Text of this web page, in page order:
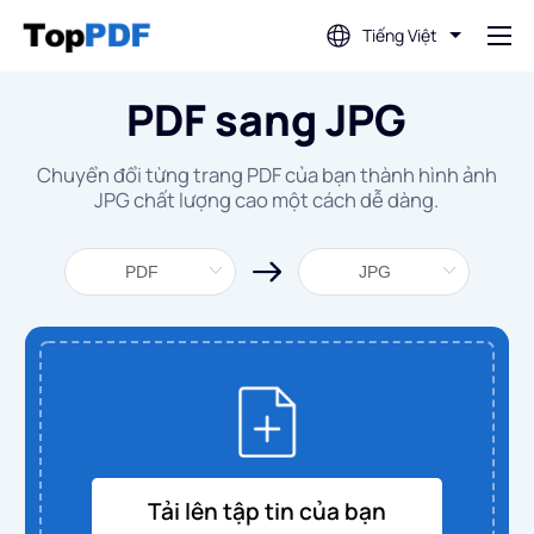
Tiếng Việt
Chỉnh sửa PDF
Dịch PDF
Hợp nhất PDF
Tách PDF
Nén PDF
Chuyển đổi từ PDF
PDF sang JPG
Chuyển đổi từng trang PDF của bạn thành hình ảnh
JPG chất lượng cao một cách dễ dàng.
Tải lên tập tin của bạn